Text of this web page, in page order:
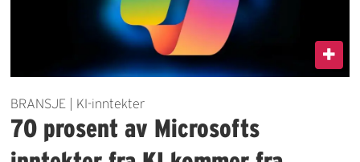
BRANSJE | KI-inntekter
70 prosent av Microsofts